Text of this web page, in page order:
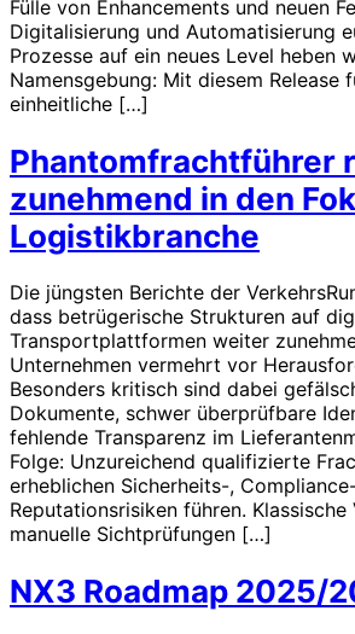
Fülle von Enhancements und neuen
Digitalisierung und Automatisierung
Prozesse auf ein neues Level heben
Namensgebung: Mit diesem Release
einheitliche […]
Phantomfrachtführer
zunehmend in den
Logistikbranche
Die jüngsten Berichte der
dass betrügerische Strukturen auf
Transportplattformen weiter
Unternehmen vermehrt vor
Besonders kritisch sind dabei
Dokumente, schwer überprüfbare
fehlende Transparenz im
Folge: Unzureichend qualifizierte
erheblichen Sicherheits-,
Reputationsrisiken führen.
manuelle Sichtprüfungen […]
NX3 Roadmap 2025/